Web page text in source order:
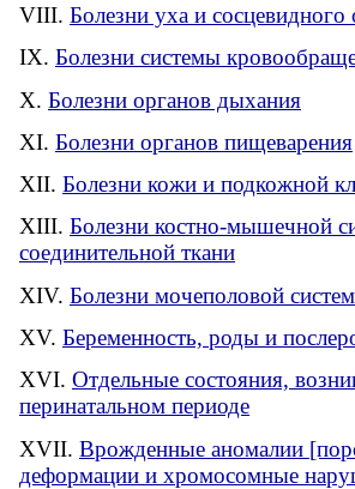
Болезни уха и сосцевидного
Болезни системы
Болезни органов дыхания
Болезни органов пищеварения
Болезни кожи и подкожной
Болезни костно-мышечной
соединительной ткани
Болезни мочеполовой
Беременность, роды и
Отдельные состояния,
перинатальном периоде
Врожденные аномалии
деформации и хромосомные